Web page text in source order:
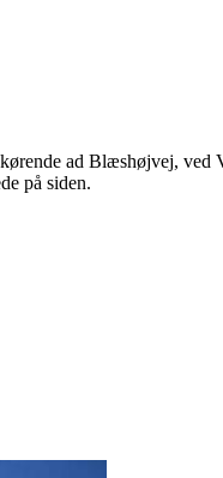
ad Blæshøjvej, ved
på siden.